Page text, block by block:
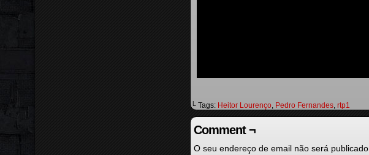
└ Tags: Heitor Lourenço, Pedro Fernandes, rtp1
Comment ¬
O seu endereço de email não será publicado.